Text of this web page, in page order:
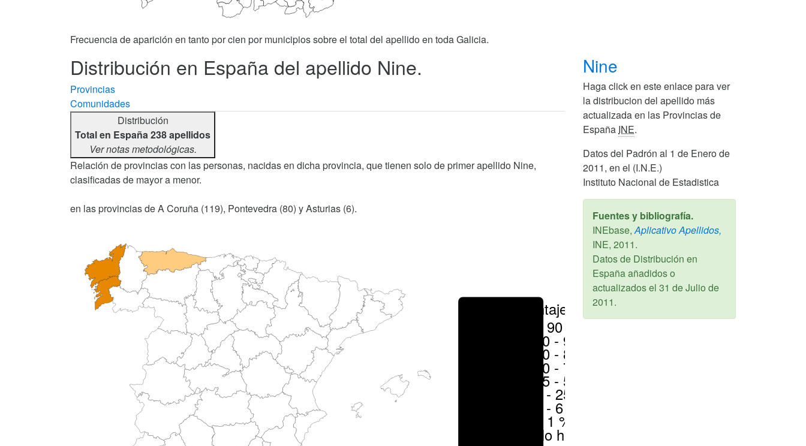
Frecuencia de aparición en tanto por cien por municipios sobre el total del apellido en toda Galicia.
Distribución en España del apellido Nine.
Provincias
Comunidades
Distribución
Total en España 238 apellidos
Ver notas metodológicas.
Relación de provincias con las personas, nacidas en dicha provincia, que tienen solo de primer apellido Nine,
clasificadas de mayor a menor.
en las provincias de A Coruña (119), Pontevedra (80) y Asturias (6).
Porcentajes
> 90 %
80 - 90 %
70 - 80 %
50 - 70 %
25 - 50 %
6 - 25 %
1 - 6 %
< 1 %
No hay
Nine
Haga click en este enlace para ver
la distribucion del apellido más
actualizada en las Provincias de
España INE.
Datos del Padrón al 1 de Enero de
2011, en el (I.N.E.)
Instituto Nacional de Estadistica
Fuentes y bibliografía.
INEbase,Aplicativo Apellidos,
INE, 2011.
Datos de Distribución en
España añadidos o
actualizados el 31 de Julio de
2011.